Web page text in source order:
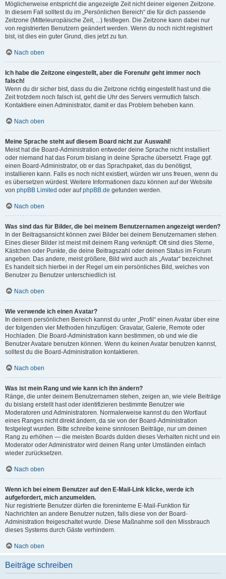
Möglicherweise entspricht die angezeigte Zeit nicht deiner eigenen Zeitzone.
In diesem Fall solltest du im „Persönlichen Bereich“ die für dich passende
Zeitzone (Mitteleuropäische Zeit, ...) festlegen. Die Zeitzone kann dabei nur
von registrierten Benutzern geändert werden. Wenn du noch nicht registriert
bist, ist dies ein guter Grund, dies jetzt zu tun.
Nach oben
Ich habe die Zeitzone eingestellt, aber die Forenuhr geht immer noch
falsch!
Wenn du dir sicher bist, dass du die Zeitzone richtig eingestellt hast und die
Zeit trotzdem noch falsch ist, geht die Uhr des Servers vermutlich falsch.
Kontaktiere einen Administrator, damit er das Problem beheben kann.
Nach oben
Meine Sprache steht auf diesem Board nicht zur Auswahl!
Meist hat die Board-Administration entweder deine Sprache nicht installiert
oder niemand hat das Forum bislang in deine Sprache übersetzt. Frage ggf.
einen Board-Administrator, ob er das Sprachpaket, das du benötigst,
installieren kann. Falls es noch nicht existiert, würden wir uns freuen, wenn du
es übersetzen würdest. Weitere Informationen dazu können auf der Website
von phpBB Limited oder aufphpBB.de gefunden werden.
Nach oben
Was sind das für Bilder, die bei meinem Benutzernamen angezeigt werden?
In der Beitragsansicht können zwei Bilder bei deinem Benutzernamen stehen.
Eines dieser Bilder ist meist mit deinem Rang verknüpft: Oft sind dies Sterne,
Kästchen oder Punkte, die deine Beitragszahl oder deinen Status im Forum
angeben. Das andere, meist größere, Bild wird auch als „Avatar“ bezeichnet.
Es handelt sich hierbei in der Regel um ein persönliches Bild, welches von
Benutzer zu Benutzer unterschiedlich ist.
Nach oben
Wie verwende ich einen Avatar?
In deinem persönlichen Bereich kannst du unter „Profil“ einen Avatar über eine
der folgenden vier Methoden hinzufügen: Gravatar, Galerie, Remote oder
Hochladen. Die Board-Administration kann bestimmen, ob und wie die
Benutzer Avatare benutzen können. Wenn du keinen Avatar benutzen kannst,
solltest du die Board-Administration kontaktieren.
Nach oben
Was ist mein Rang und wie kann ich ihn ändern?
Ränge, die unter deinem Benutzernamen stehen, zeigen an, wie viele Beiträge
du bislang erstellt hast oder identifizieren bestimmte Benutzer wie
Moderatoren und Administratoren. Normalerweise kannst du den Wortlaut
eines Ranges nicht direkt ändern, da sie von der Board-Administration
festgelegt wurden. Bitte schreibe keine sinnlosen Beiträge, nur um deinen
Rang zu erhöhen — die meisten Boards dulden dieses Verhalten nicht und ein
Moderator oder Administrator wird deinen Rang unter Umständen einfach
wieder zurücksetzen.
Nach oben
Wenn ich bei einem Benutzer auf den E-Mail-Link klicke, werde ich
aufgefordert, mich anzumelden.
Nur registrierte Benutzer dürfen die foreninterne E-Mail-Funktion für
Nachrichten an andere Benutzer nutzen, falls diese von der Board-
Administration freigeschaltet wurde. Diese Maßnahme soll den Missbrauch
dieses Systems durch Gäste verhindern.
Nach oben
Beiträge schreiben